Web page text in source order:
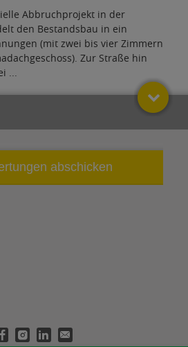
Abbruchprojekt in der
den Bestandsbau in ein
(mit zwei bis vier Zimmern
Zur Straße hin
abschicken